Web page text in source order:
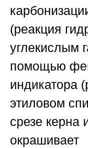
(реакция
углекислым
помощью
индикатора
этиловом
срезе керна
окрашивает